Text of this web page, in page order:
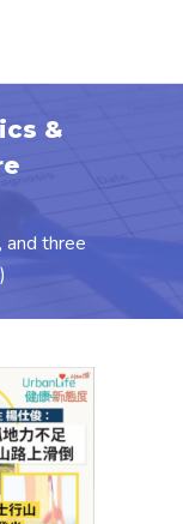
&
and three